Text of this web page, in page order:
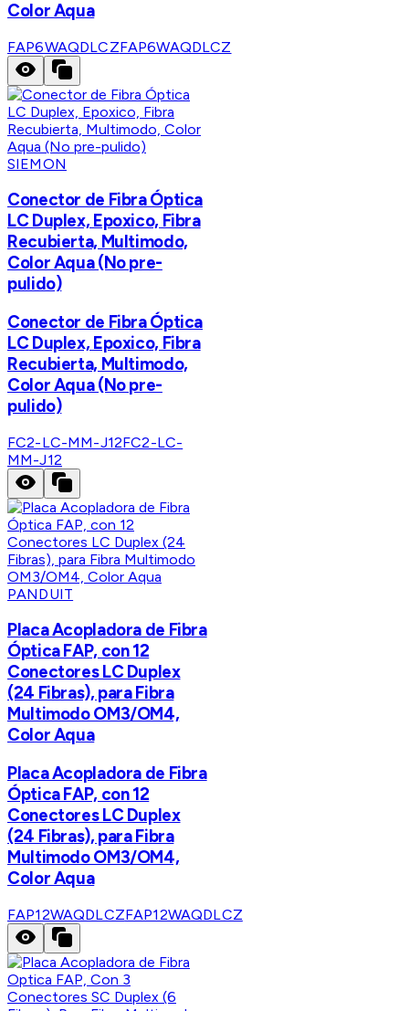
Color Aqua
FAP6WAQDLCZFAP6WAQDLCZ
SIEMON
Conector de Fibra Óptica
LC Duplex, Epoxico, Fibra
Recubierta, Multimodo,
Color Aqua (No pre-
pulido)
Conector de Fibra Óptica
LC Duplex, Epoxico, Fibra
Recubierta, Multimodo,
Color Aqua (No pre-
pulido)
FC2-LC-MM-J12FC2-LC-
MM-J12
PANDUIT
Placa Acopladora de Fibra
Óptica FAP, con 12
Conectores LC Duplex
(24 Fibras), para Fibra
Multimodo OM3/OM4,
Color Aqua
Placa Acopladora de Fibra
Óptica FAP, con 12
Conectores LC Duplex
(24 Fibras), para Fibra
Multimodo OM3/OM4,
Color Aqua
FAP12WAQDLCZFAP12WAQDLCZ